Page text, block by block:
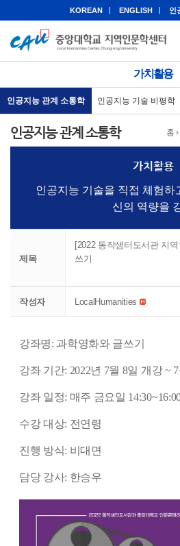
KOREAN ENGLISH 인
가치활용
인공지능 관계 소통학 인공지능 기술 비평학
홈 ›
인공지능 관계 소통학
가치활용
인공지능 기술을 직접 체험하
신의 역량을
제목
[2022 동작샘터도서관 지
쓰기
작성자 LocalHumanities
강좌명: 과학영화와 글쓰기
강좌 기간: 2022년 7월 8일 개강 ~
강좌 일정: 매주 금요일
수강 대상: 전연령
진행 방식: 비대면
담당 강사: 한승우